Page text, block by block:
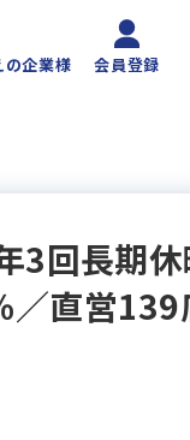
の企業様 会員登録
3回長期休
／直営